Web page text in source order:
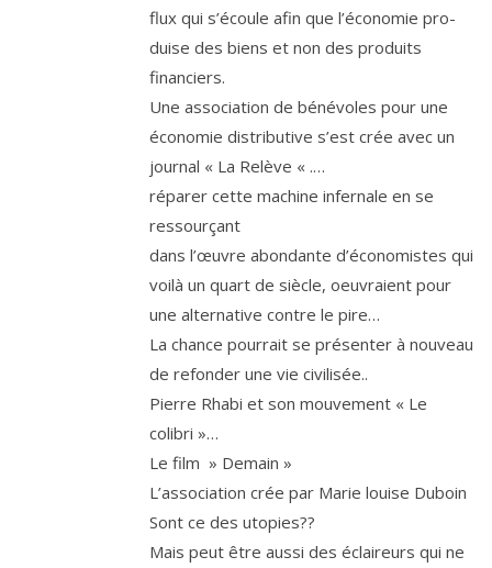
flux qui s’é­coule afin que l’é­co­no­mie pro­
duise des biens et non des pro­duits
financiers.
Une asso­cia­tion de béné­voles pour une
éco­no­mie dis­tri­bu­tive s’est crée avec un
jour­nal « La Relève « .…
répa­rer cette machine infer­nale en se
ressourçant
dans l’œuvre abon­dante d’é­co­no­mistes qui
voi­là un quart de siècle, oeu­vraient pour
une alter­na­tive contre le pire…
La chance pour­rait se pré­sen­ter à nou­veau
de refon­der une vie civilisée..
Pierre Rhabi et son mou­ve­ment « Le
colibri »…
Le film » Demain »
L’association crée par Marie louise Duboin
Sont ce des utopies??
Mais peut être aus­si des éclai­reurs qui ne